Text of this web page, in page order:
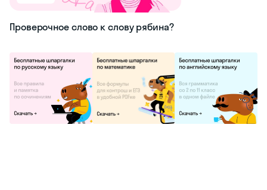
Проверочное слово к слову рябина?